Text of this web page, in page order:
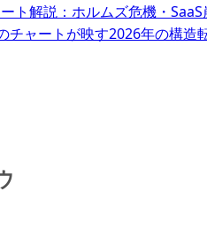
ト解説：ホルムズ危機・SaaS
ャートが映す2026年の構造